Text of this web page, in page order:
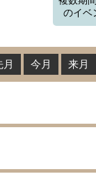
のイベ
月 今月 来月